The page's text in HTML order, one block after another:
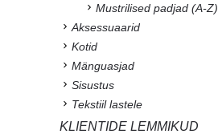
Mustrilised padjad (A-Z)
Aksessuaarid
Kotid
Mänguasjad
Sisustus
Tekstiil lastele
KLIENTIDE LEMMIKUD